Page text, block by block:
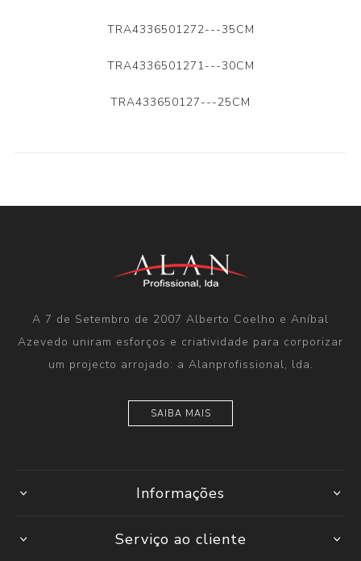
TRA4336501272---35CM
TRA4336501271---30CM
TRA433650127---25CM
A 7 de Setembro de 2007 Alberto Coelho e Aníbal
Azevedo uniram esforços e criatividade para corporizar
um projecto arrojado: a Alanprofissional, lda.
SAIBA MAIS
Informações
Serviço ao cliente